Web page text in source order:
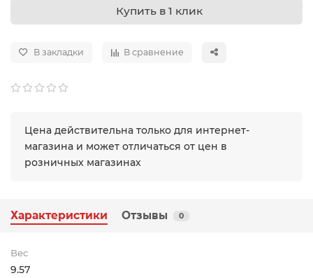
Купить в 1 клик
В закладки В сравнение
Цена действительна только для интернет-
магазина и может отличаться от цен в
розничных магазинах
Характеристики Отзывы 0
Вес
9.57